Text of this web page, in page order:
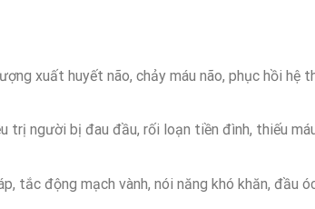
xuất huyết não, chảy máu não, phục hồi hệ
trị người bị đau đầu, rối loạn tiền đình, thiếu
tắc động mạch vành, nói năng khó khăn, đầu